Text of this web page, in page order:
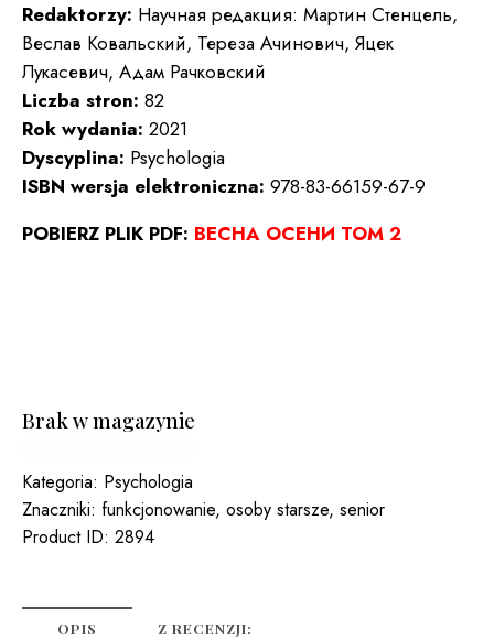
Redaktorzy: Научная редакция: Мартин Стенцель,
Веслав Ковальский, Тереза Ачинович, Яцек
Лукасевич, Адам Рачковский
Liczba stron: 82
Rok wydania: 2021
Dyscyplina: Psychologia
ISBN wersja elektroniczna: 978-83-66159-67-9
POBIERZ PLIK PDF: ВЕСНА ОСЕНИ TOM 2
Brak w magazynie
Kategoria: Psychologia
Znaczniki: funkcjonowanie, osoby starsze, senior
Product ID: 2894
OPIS Z RECENZJI: